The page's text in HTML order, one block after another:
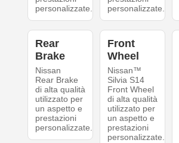
personalizzate.
personalizzate.
Rear
Brake
Nissan
Rear Brake
di alta qualità
utilizzato per
un aspetto e
prestazioni
personalizzate.
Front
Wheel
Nissan™
Silvia S14
Front Wheel
di alta qualità
utilizzato per
un aspetto e
prestazioni
personalizzate.